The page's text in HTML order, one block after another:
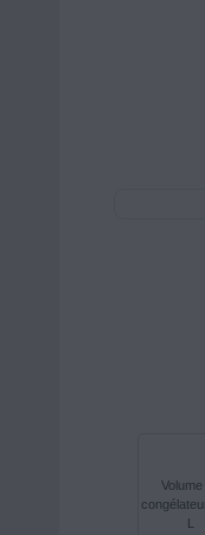
Volume
L